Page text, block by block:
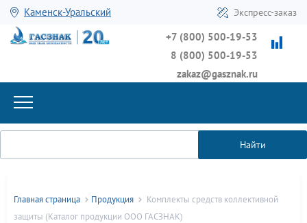
Каменск-Уральский Экспресс-заказ
+7 (800) 500-19-53
8 (800) 500-19-53
zakaz@gasznak.ru
Найти
Главная страница Продукция
Комплекты средств коллективной
защиты (Каталог продукции ООО ГАСЗНАК)